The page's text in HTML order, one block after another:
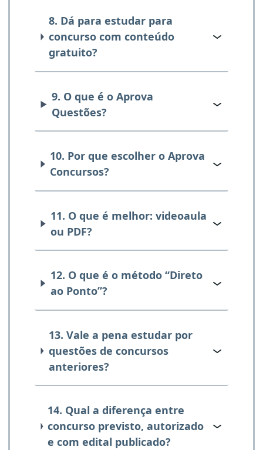
8. Dá para estudar para
concurso com conteúdo
gratuito?
9. O que é o Aprova
Questões?
10. Por que escolher o Aprova
Concursos?
11. O que é melhor: videoaula
ou PDF?
12. O que é o método “Direto
ao Ponto”?
13. Vale a pena estudar por
questões de concursos
anteriores?
14. Qual a diferença entre
concurso previsto, autorizado
e com edital publicado?